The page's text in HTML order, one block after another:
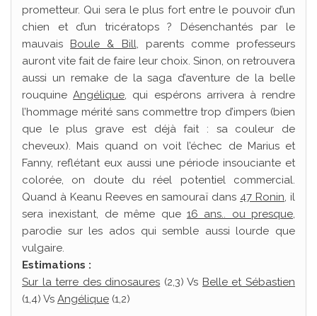
prometteur. Qui sera le plus fort entre le pouvoir d’un
chien et d’un tricératops ? Désenchantés par le
mauvais Boule & Bill, parents comme professeurs
auront vite fait de faire leur choix. Sinon, on retrouvera
aussi un remake de la saga d’aventure de la belle
rouquineAngélique, qui espérons arrivera à rendre
l’hommage mérité sans commettre trop d’impers (bien
que le plus grave est déjà fait : sa couleur de
cheveux). Mais quand on voit l’échec de Marius et
Fanny, reflétant eux aussi une période insouciante et
colorée, on doute du réel potentiel commercial.
Quand à Keanu Reeves en samouraï dans 47 Ronin, il
sera inexistant, de même que 16 ans.. ou presque,
parodie sur les ados qui semble aussi lourde que
vulgaire.
Estimations :
Sur la terre des dinosaures (2,3) Vs Belle et Sébastien
(1,4) Vs Angélique (1,2)